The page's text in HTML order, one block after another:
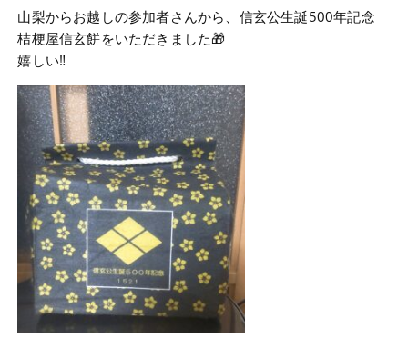
山梨からお越しの参加者さんから、信玄公生誕500年記念
桔梗屋信玄餅をいただきました🎁
嬉しい‼